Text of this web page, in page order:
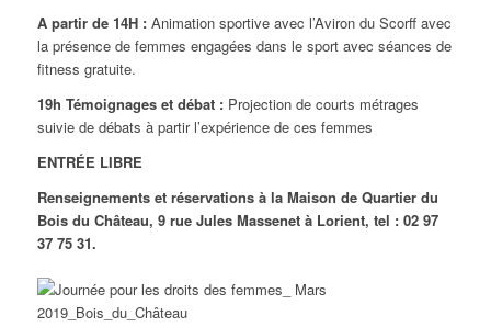
A partir de 14H : Animation sportive avec l’Aviron du Scorff avec
la présence de femmes engagées dans le sport avec séances de
fitness gratuite.
19h Témoignages et débat : Projection de courts métrages
suivie de débats à partir l’expérience de ces femmes
ENTRÉE LIBRE
Renseignements et réservations à la Maison de Quartier du
Bois du Château, 9 rue Jules Massenet à Lorient, tel : 02 97
37 75 31.